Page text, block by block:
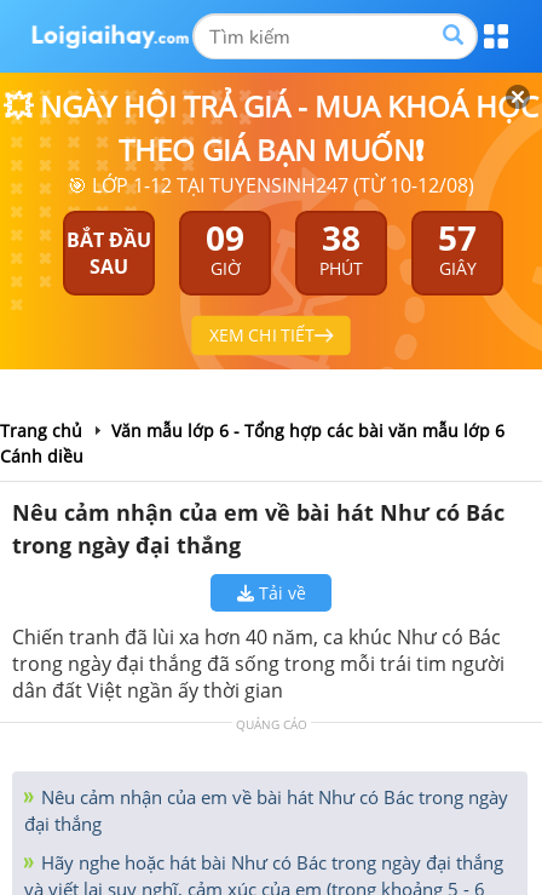
💥 NGÀY HỘI TRẢ GIÁ - MUA KHOÁ HỌC
THEO GIÁ BẠN MUỐN❗
🎯 LỚP 1-12 TẠI TUYENSINH247 (TỪ 10-12/08)
BẮT ĐẦU
SAU
09
GIỜ
38
PHÚT
57
GIÂY
XEM CHI TIẾT
Trang chủ
Văn mẫu lớp 6 - Tổng hợp các bài văn mẫu lớp 6
Cánh diều
Nêu cảm nhận của em về bài hát Như có Bác
trong ngày đại thắng
Tải về
Chiến tranh đã lùi xa hơn 40 năm, ca khúc Như có Bác
trong ngày đại thắng đã sống trong mỗi trái tim người
dân đất Việt ngần ấy thời gian
QUẢNG CÁO
Nêu cảm nhận của em về bài hát Như có Bác trong ngày
đại thắng
Hãy nghe hoặc hát bài Như có Bác trong ngày đại thắng
và viết lại suy nghĩ, cảm xúc của em (trong khoảng 5 - 6